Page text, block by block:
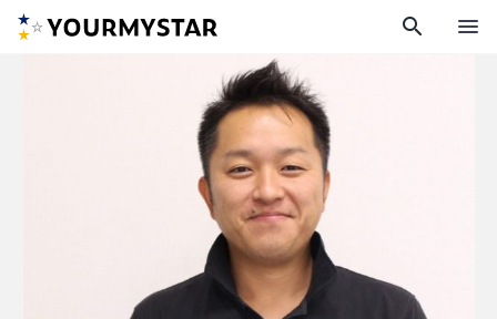
search menu